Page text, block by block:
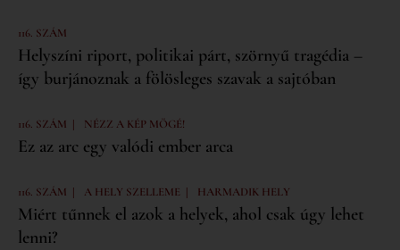
116. SZÁM
Helyszíni riport, politikai párt, szörnyű tragédia –
így burjánoznak a fölösleges szavak a sajtóban
116. SZÁM | NÉZZ A KÉP MÖGÉ!
Ez az arc egy valódi ember arca
116. SZÁM | A HELY SZELLEME | HARMADIK HELY
Miért tűnnek el azok a helyek, ahol csak úgy lehet
lenni?